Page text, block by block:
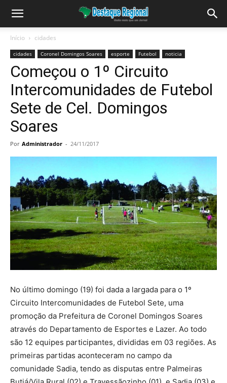
Início cidades
cidades Coronel Domingos Soares esporte Futebol noticia
Começou o 1º Circuito
Intercomunidades de Futebol
Sete de Cel. Domingos
Soares
Por Administrador - 24/11/2017
No último domingo (19) foi dada a largada para o 1º
Circuito Intercomunidades de Futebol Sete, uma
promoção da Prefeitura de Coronel Domingos Soares
através do Departamento de Esportes e Lazer. Ao todo
são 12 equipes participantes, divididas em 03 regiões. As
primeiras partidas aconteceram no campo da
comunidade Sadia, tendo as disputas entre Palmeiras